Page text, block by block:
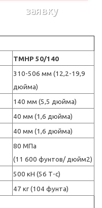
заявку
TMHP 50/140
310-506 мм (12,2-19,9
дюйма)
140 мм (5,5 дюйма)
40 мм (1,6 дюйма)
40 мм (1,6 дюйма)
80 МПа
(11 600 фунтов/ дюйм2)
500 кН (56 Т-с)
47 кг (104 фунта)